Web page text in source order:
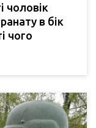
чоловік
в бік
чого